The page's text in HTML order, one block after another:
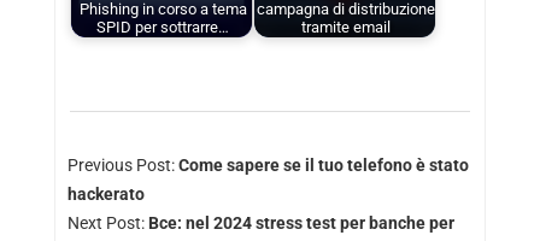
Phishing in corso a tema
SPID per sottrarre…
campagna di distribuzione
tramite email
Previous Post:Come sapere se il tuo telefono è stato
hackerato
Next Post: Bce: nel 2024 stress test per banche per